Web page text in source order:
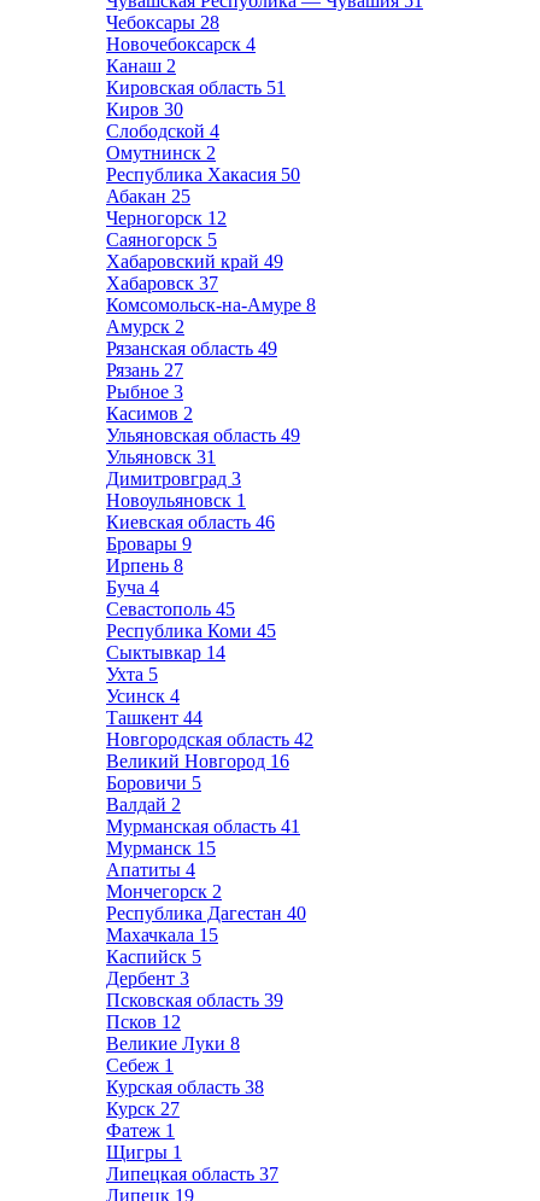
Чебоксары 28
Новочебоксарск 4
Канаш 2
Кировская область 51
Киров 30
Слободской 4
Омутнинск 2
Республика Хакасия 50
Абакан 25
Черногорск 12
Саяногорск 5
Хабаровский край 49
Хабаровск 37
Комсомольск-на-Амуре 8
Амурск 2
Рязанская область 49
Рязань 27
Рыбное 3
Касимов 2
Ульяновская область 49
Ульяновск 31
Димитровград 3
Новоульяновск 1
Киевская область 46
Бровары 9
Ирпень 8
Буча 4
Севастополь 45
Республика Коми 45
Сыктывкар 14
Ухта 5
Усинск 4
Ташкент 44
Новгородская область 42
Великий Новгород 16
Боровичи 5
Валдай 2
Мурманская область 41
Мурманск 15
Апатиты 4
Мончегорск 2
Республика Дагестан 40
Махачкала 15
Каспийск 5
Дербент 3
Псковская область 39
Псков 12
Великие Луки 8
Себеж 1
Курская область 38
Курск 27
Фатеж 1
Щигры 1
Липецкая область 37
Липецк 19